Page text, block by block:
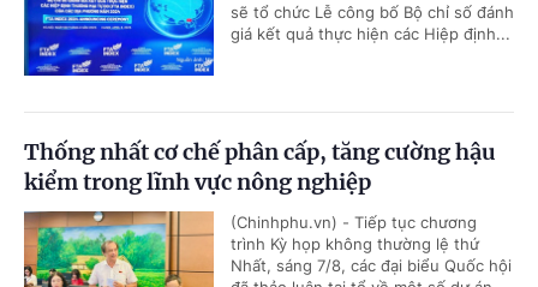
sẽ tổ chức Lễ công bố Bộ chỉ số đánh
giá kết quả thực hiện các Hiệp định...
Thống nhất cơ chế phân cấp, tăng cường hậu
kiểm trong lĩnh vực nông nghiệp
(Chinhphu.vn) - Tiếp tục chương
trình Kỳ họp không thường lệ thứ
Nhất, sáng 7/8, các đại biểu Quốc hội